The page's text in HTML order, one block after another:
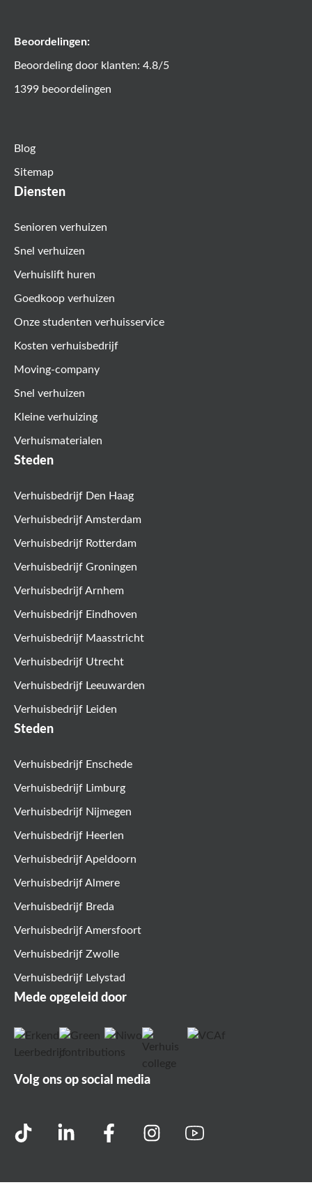
Beoordelingen:
Beoordeling door klanten: 4.8/5
1399 beoordelingen
Blog
Sitemap
Diensten
Senioren verhuizen
Snel verhuizen
Verhuislift huren
Goedkoop verhuizen
Onze studenten verhuisservice
Kosten verhuisbedrijf
Moving-company
Snel verhuizen
Kleine verhuizing
Verhuismaterialen
Steden
Verhuisbedrijf Den Haag
Verhuisbedrijf Amsterdam
Verhuisbedrijf Rotterdam
Verhuisbedrijf Groningen
Verhuisbedrijf Arnhem
Verhuisbedrijf Eindhoven
Verhuisbedrijf Maasstricht
Verhuisbedrijf Utrecht
Verhuisbedrijf Leeuwarden
Verhuisbedrijf Leiden
Steden
Verhuisbedrijf Enschede
Verhuisbedrijf Limburg
Verhuisbedrijf Nijmegen
Verhuisbedrijf Heerlen
Verhuisbedrijf Apeldoorn
Verhuisbedrijf Almere
Verhuisbedrijf Breda
Verhuisbedrijf Amersfoort
Verhuisbedrijf Zwolle
Verhuisbedrijf Lelystad
Mede opgeleid door
Volg ons op social media